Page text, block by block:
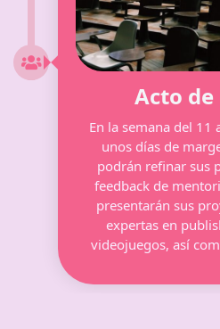
Acto
En la semana del 11
unos días de
podrán refinar sus
feedback de
presentarán sus
expertas en
videojuegos, así